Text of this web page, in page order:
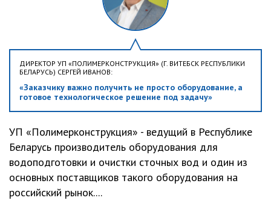
ДИРЕКТОР УП «ПОЛИМЕРКОНСТРУКЦИЯ» (Г. ВИТЕБСК РЕСПУБЛИКИ
БЕЛАРУСЬ) СЕРГЕЙ ИВАНОВ:
«Заказчику важно получить не просто оборудование, а
готовое технологическое решение под задачу»
УП «Полимерконструкция» - ведущий в Республике
Беларусь производитель оборудования для
водоподготовки и очистки сточных вод и один из
основных поставщиков такого оборудования на
российский рынок....